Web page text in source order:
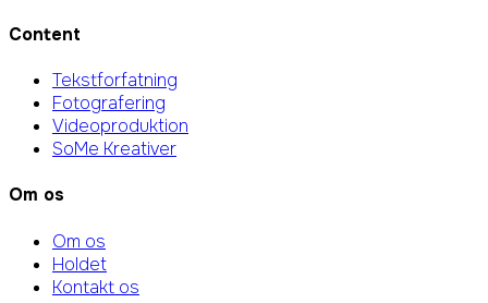
Content
Tekstforfatning
Fotografering
Videoproduktion
SoMe Kreativer
Om os
Om os
Holdet
Kontakt os